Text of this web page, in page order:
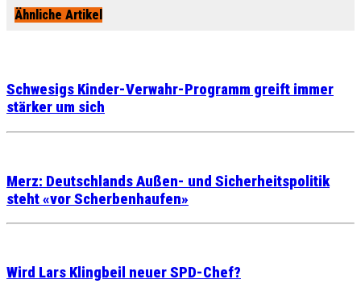
Ähnliche Artikel
Schwesigs Kinder-Verwahr-Programm greift immer
stärker um sich
Merz: Deutschlands Außen- und Sicherheitspolitik
steht «vor Scherbenhaufen»
Wird Lars Klingbeil neuer SPD-Chef?